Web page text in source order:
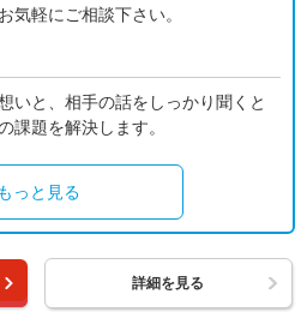
気軽にご相談下さい。
いと、相手の話をしっかり聞くと
課題を解決します。
もっと見る
詳細を見る